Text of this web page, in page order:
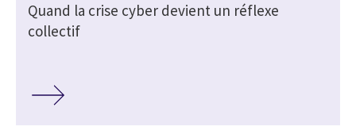
Quand la crise cyber devient un réflexe
collectif